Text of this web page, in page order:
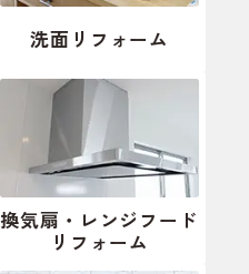
洗面リフォーム
換気扇・レンジフード
リフォーム